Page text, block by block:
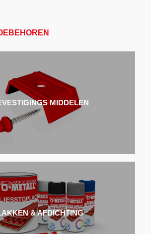
MIDDELEN
& AFDICHTING